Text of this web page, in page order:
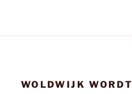
WOLDWIJK